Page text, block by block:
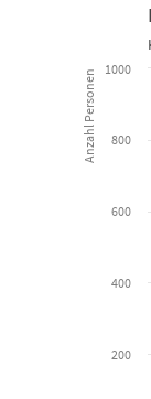
Bar chart with
Kanton Luzern
View as data
The chart
Anzahl Personen
200
400
600
800
1000